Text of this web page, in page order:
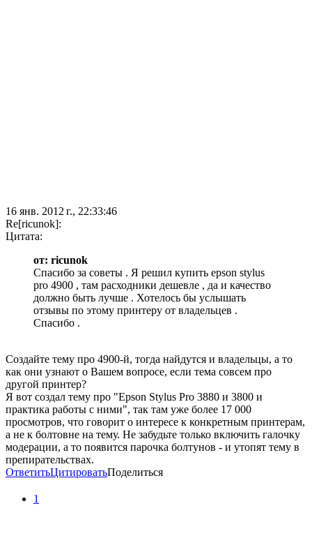
16 янв. 2012 г., 22:33:46
Re[ricunok]:
Цитата:
от: ricunok
Спасибо за советы . Я решил купить epson stylus
pro 4900 , там расходники дешевле , да и качество
должно быть лучше . Хотелось бы услышать
отзывы по этому принтеру от владельцев .
Спасибо .
Создайте тему про 4900-й, тогда найдутся и владельцы, а то
как они узнают о Вашем вопросе, если тема совсем про
другой принтер?
Я вот создал тему про "Epson Stylus Pro 3880 и 3800 и
практика работы с ними", так там уже более 17 000
просмотров, что говорит о интересе к конкретным принтерам,
а не к болтовне на тему. Не забудьте только включить галочку
модерации, а то появится парочка болтунов - и утопят тему в
препирательствах.
ОтветитьЦитироватьПоделиться
1